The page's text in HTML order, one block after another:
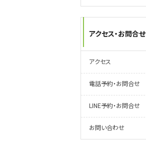
アクセス・お問合せ
アクセス
電話予約・お問合せ
LINE予約・お問合せ
お問い合わせ